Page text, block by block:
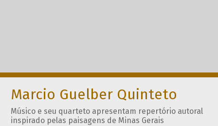
Marcio Guelber Quinteto
Músico e seu quarteto apresentam repertório autoral
inspirado pelas paisagens de Minas Gerais